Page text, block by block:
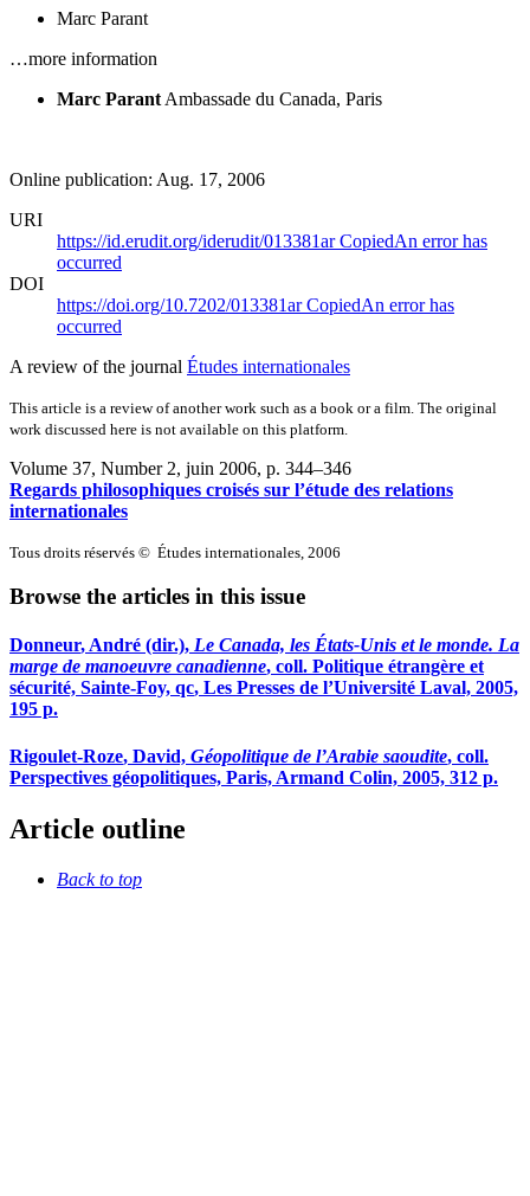
Marc Parant
…more information
Marc Parant Ambassade du Canada, Paris
Online publication: Aug. 17, 2006
URI
https://id.erudit.org/iderudit/013381arCopiedAn error has
occurred
DOI
https://doi.org/10.7202/013381arCopiedAn error has
occurred
A review of the journal Études internationales
This article is a review of another work such as a book or a film. The original
work discussed here is not available on this platform.
Volume 37, Number 2, juin 2006, p. 344–346
Regards philosophiques croisés sur l’étude des relations
internationales
Tous droits réservés © Études internationales, 2006
Browse the articles in this issue
Donneur, André (dir.), Le Canada, les États-Unis et le monde. La
marge de manoeuvre canadienne, coll. Politique étrangère et
sécurité, Sainte-Foy, qc, Les Presses de l’Université Laval, 2005,
195 p.
Rigoulet-Roze, David, Géopolitique de l’Arabie saoudite, coll.
Perspectives géopolitiques, Paris, Armand Colin, 2005, 312 p.
Article outline
Back to top